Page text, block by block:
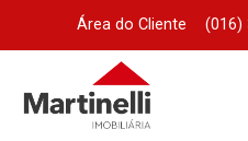
Área do Cliente (016)